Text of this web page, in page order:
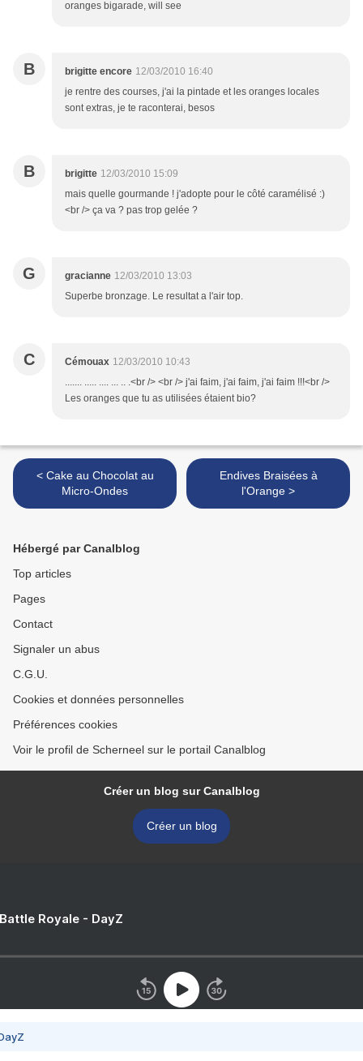
oranges bigarade, will see
B brigitte encore 12/03/2010 16:40
je rentre des courses, j'ai la pintade et les oranges locales
sont extras, je te raconterai, besos
B brigitte 12/03/2010 15:09
mais quelle gourmande ! j'adopte pour le côté caramélisé :)
<br /> ça va ? pas trop gelée ?
G gracianne 12/03/2010 13:03
Superbe bronzage. Le resultat a l'air top.
C Cémouax 12/03/2010 10:43
....... ..... .... ... .. .<br /> <br /> j'ai faim, j'ai faim, j'ai faim !!!<br />
Les oranges que tu as utilisées étaient bio?
< Cake au Chocolat au
Micro-Ondes
Endives Braisées à
l'Orange >
Hébergé par Canalblog
Top articles
Pages
Contact
Signaler un abus
C.G.U.
Cookies et données personnelles
Préférences cookies
Voir le profil de Scherneel sur le portail Canalblog
Créer un blog sur Canalblog
Créer un blog
Royale - DayZ